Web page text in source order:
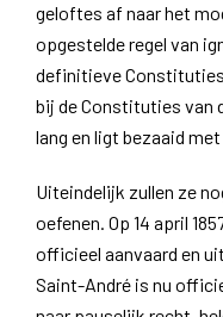
geloftes af naar het
opgestelde regel van
definitieve
bij de Constituties van
lang en ligt bezaaid
Uiteindelijk zullen ze
oefenen. Op 14 april
officieel aanvaard en
Saint-André is nu